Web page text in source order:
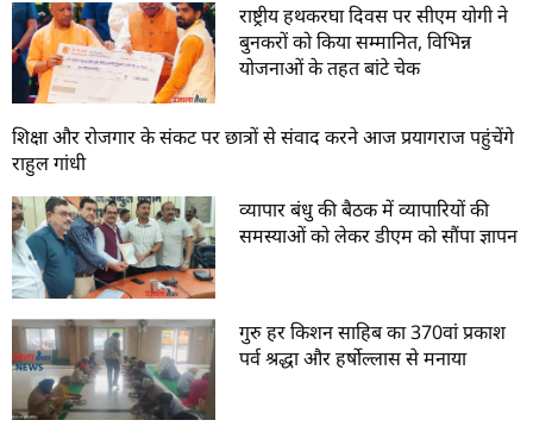
राष्ट्रीय हथकरघा दिवस पर सीएम योगी ने
बुनकरों को किया सम्मानित, विभिन्न
योजनाओं के तहत बांटे चेक
शिक्षा और रोजगार के संकट पर छात्रों से संवाद करने आज प्रयागराज पहुंचेंगे
राहुल गांधी
व्यापार बंधु की बैठक में व्यापारियों की
समस्याओं को लेकर डीएम को सौंपा ज्ञापन
गुरु हर किशन साहिब का 370वां प्रकाश
पर्व श्रद्धा और हर्षोल्लास से मनाया